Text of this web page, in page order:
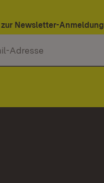
zur Newsletter-Anmeldung